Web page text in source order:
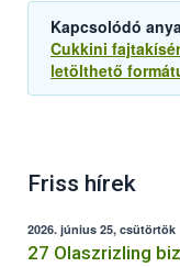
Kapcsolódó
Cukkini
letölthető
Friss hírek
2026. június 25, csütörtök
27 Olaszrizling